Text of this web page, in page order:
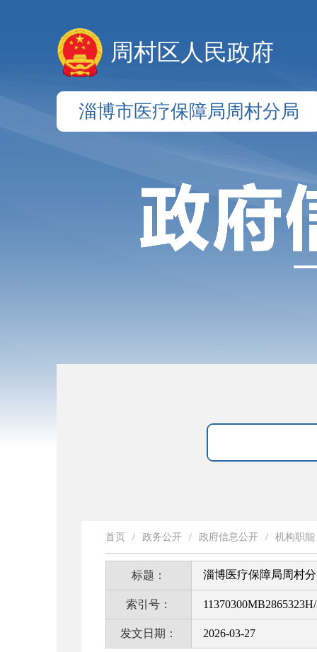
周村区人民政府
淄博市医疗保障局周村分局
首页 / 政务公开 / 政府信息公开 / 机构职能
标题： 淄博医疗保障局周村
索引号：
发文日期： 2026-03-27